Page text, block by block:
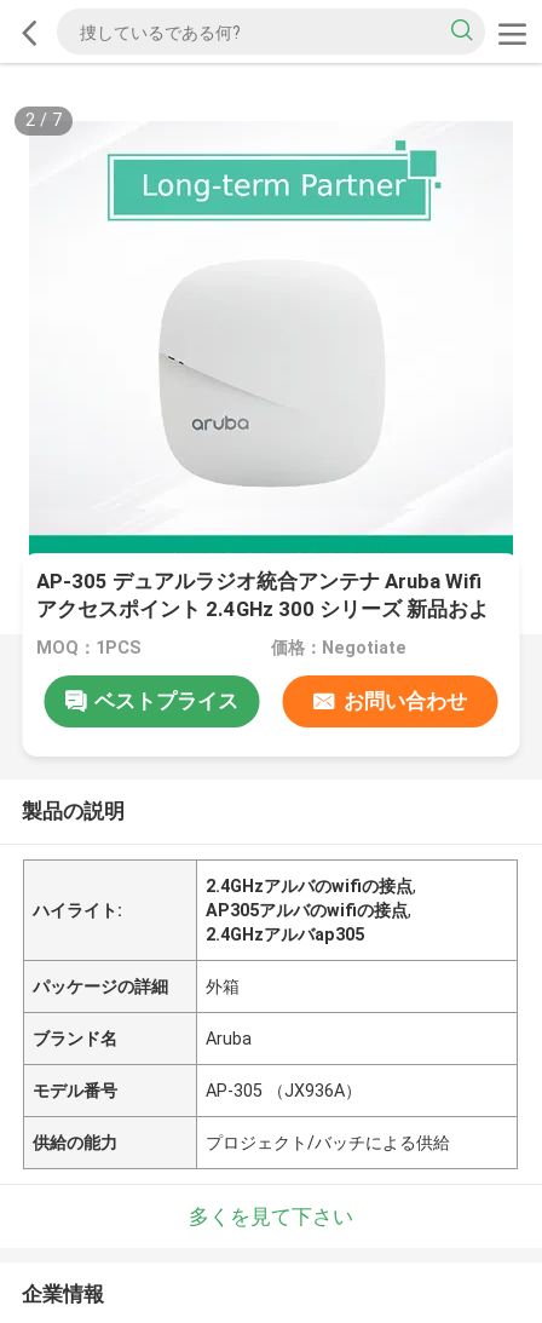
2/ 7
AP-305 デュアルラジオ統合アンテナ Aruba Wifi
アクセスポイント 2.4GHz 300 シリーズ 新品およ
びオリジナル
MOQ：1PCS 価格：Negotiate
ベストプライス お問い合わせ
製品の説明
ハイライト:
2.4GHzアルバのwifiの接点,
AP305アルバのwifiの接点,
2.4GHzアルバap305
パッケージの詳細 外箱
ブランド名 Aruba
モデル番号 AP-305 （JX936A）
供給の能力 プロジェクト/バッチによる供給
多くを見て下さい
企業情報